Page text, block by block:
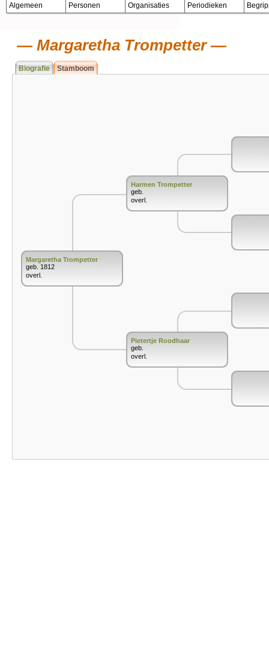
Algemeen Personen Organisaties Periodieken
Margaretha Trompetter
Biografie Stamboom
Margaretha Trompetter
geb. 1812
overl.
Harmen Trompetter
geb.
overl.
Pietertje Roodhaar
geb.
overl.